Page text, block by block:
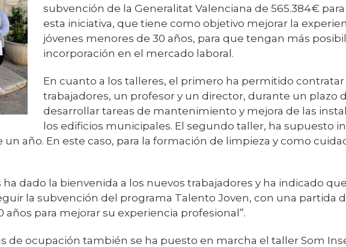
subvención de la Generalitat Valenciana de 565.384€
esta iniciativa, que tiene como objetivo mejorar la
jóvenes menores de 30 años, para que tengan más
incorporación en el mercado laboral.
En cuanto a los talleres, el primero ha permitido contratar
trabajadores, un profesor y un director, durante un plazo
desarrollar tareas de mantenimiento y mejora de las
los edificios municipales. El segundo taller, ha supuesto
año. En este caso, para la formación de limpieza y como
dado la bienvenida a los nuevos trabajadores y ha indicado
la subvención del programa Talento Joven, con una partida
para mejorar su experiencia profesional”.
de ocupación también se ha puesto en marcha el taller Som